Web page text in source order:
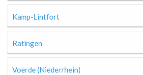
Kamp-Lintfort
Ratingen
Voerde (Niederrhein)